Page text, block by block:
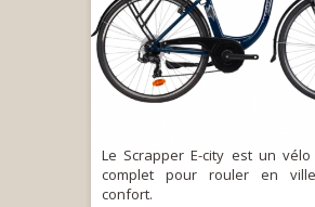
Le Scrapper E-city est un vélo
complet pour rouler en
confort.